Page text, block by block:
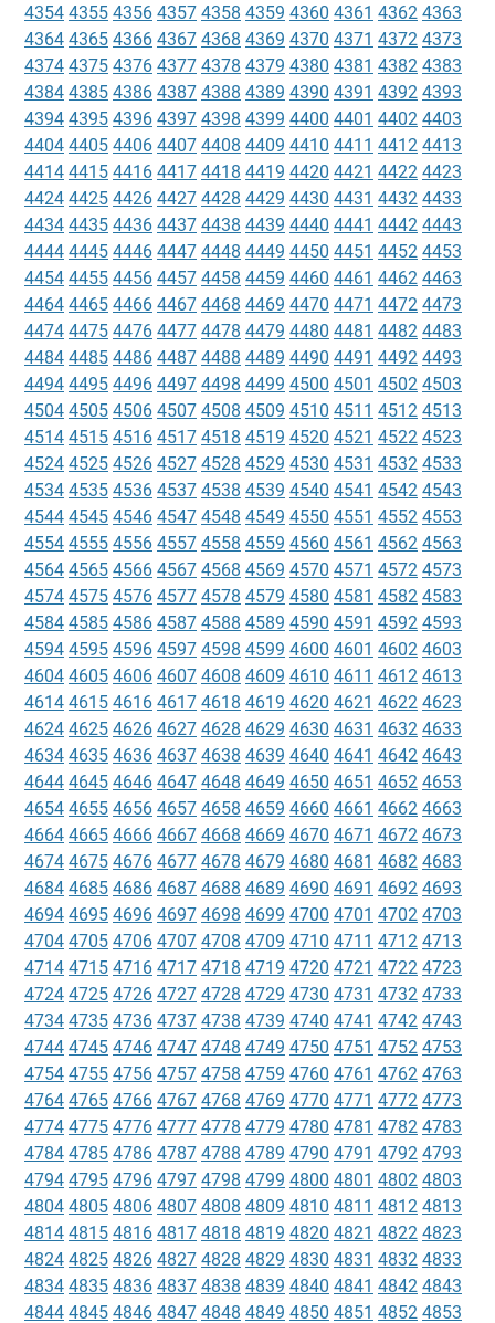
4354 4355 4356 4357 4358 4359 4360 4361 4362 4363
4364 4365 4366 4367 4368 4369 4370 4371 4372 4373
4374 4375 4376 4377 4378 4379 4380 4381 4382 4383
4384 4385 4386 4387 4388 4389 4390 4391 4392 4393
4394 4395 4396 4397 4398 4399 4400 4401 4402 4403
4404 4405 4406 4407 4408 4409 4410 4411 4412 4413
4414 4415 4416 4417 4418 4419 4420 4421 4422 4423
4424 4425 4426 4427 4428 4429 4430 4431 4432 4433
4434 4435 4436 4437 4438 4439 4440 4441 4442 4443
4444 4445 4446 4447 4448 4449 4450 4451 4452 4453
4454 4455 4456 4457 4458 4459 4460 4461 4462 4463
4464 4465 4466 4467 4468 4469 4470 4471 4472 4473
4474 4475 4476 4477 4478 4479 4480 4481 4482 4483
4484 4485 4486 4487 4488 4489 4490 4491 4492 4493
4494 4495 4496 4497 4498 4499 4500 4501 4502 4503
4504 4505 4506 4507 4508 4509 4510 4511 4512 4513
4514 4515 4516 4517 4518 4519 4520 4521 4522 4523
4524 4525 4526 4527 4528 4529 4530 4531 4532 4533
4534 4535 4536 4537 4538 4539 4540 4541 4542 4543
4544 4545 4546 4547 4548 4549 4550 4551 4552 4553
4554 4555 4556 4557 4558 4559 4560 4561 4562 4563
4564 4565 4566 4567 4568 4569 4570 4571 4572 4573
4574 4575 4576 4577 4578 4579 4580 4581 4582 4583
4584 4585 4586 4587 4588 4589 4590 4591 4592 4593
4594 4595 4596 4597 4598 4599 4600 4601 4602 4603
4604 4605 4606 4607 4608 4609 4610 4611 4612 4613
4614 4615 4616 4617 4618 4619 4620 4621 4622 4623
4624 4625 4626 4627 4628 4629 4630 4631 4632 4633
4634 4635 4636 4637 4638 4639 4640 4641 4642 4643
4644 4645 4646 4647 4648 4649 4650 4651 4652 4653
4654 4655 4656 4657 4658 4659 4660 4661 4662 4663
4664 4665 4666 4667 4668 4669 4670 4671 4672 4673
4674 4675 4676 4677 4678 4679 4680 4681 4682 4683
4684 4685 4686 4687 4688 4689 4690 4691 4692 4693
4694 4695 4696 4697 4698 4699 4700 4701 4702 4703
4704 4705 4706 4707 4708 4709 4710 4711 4712 4713
4714 4715 4716 4717 4718 4719 4720 4721 4722 4723
4724 4725 4726 4727 4728 4729 4730 4731 4732 4733
4734 4735 4736 4737 4738 4739 4740 4741 4742 4743
4744 4745 4746 4747 4748 4749 4750 4751 4752 4753
4754 4755 4756 4757 4758 4759 4760 4761 4762 4763
4764 4765 4766 4767 4768 4769 4770 4771 4772 4773
4774 4775 4776 4777 4778 4779 4780 4781 4782 4783
4784 4785 4786 4787 4788 4789 4790 4791 4792 4793
4794 4795 4796 4797 4798 4799 4800 4801 4802 4803
4804 4805 4806 4807 4808 4809 4810 4811 4812 4813
4814 4815 4816 4817 4818 4819 4820 4821 4822 4823
4824 4825 4826 4827 4828 4829 4830 4831 4832 4833
4834 4835 4836 4837 4838 4839 4840 4841 4842 4843
4844 4845 4846 4847 4848 4849 4850 4851 4852 4853